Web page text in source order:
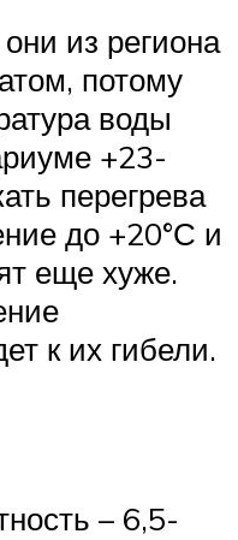
из региона
потому
воды
+23-
перегрева
до +20°С и
еще хуже.
к их гибели.
– 6,5-